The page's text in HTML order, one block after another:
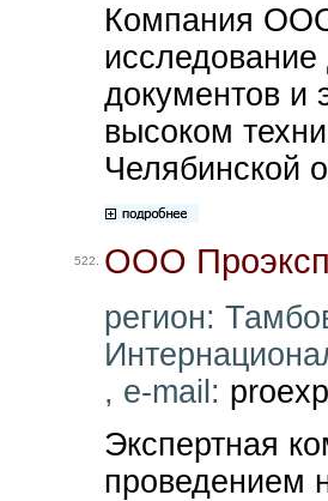
Компания
исследование
документов и
высоком
Челябинской
522. ООО
регион:
, e-mail:
Экспертная
проведением